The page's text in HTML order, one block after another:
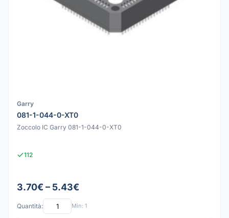
Garry
081-1-044-0-XT0
Zoccolo IC Garry 081-1-044-0-XT0
112
3.70€ – 5.43€
Quantità: Min: 1